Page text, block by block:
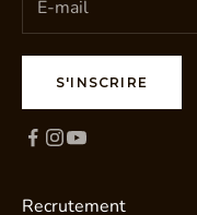
S'INSCRIRE
Recrutement